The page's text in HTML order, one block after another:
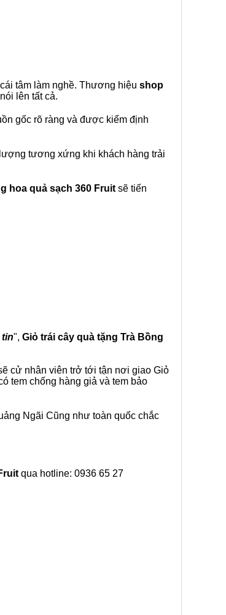
tâm làm nghề. Thương hiệu shop
nói lên tất cả.
gốc rõ ràng và được kiểm định
tương xứng khi khách hàng trải
hoa quả sạch 360 Fruit sẽ tiến
tin", Giỏ trái cây quà tặng Trà Bồng
cử nhân viên trở tới tận nơi giao Giỏ
tem chống hàng giả và tem bảo
Ngãi Cũng như toàn quốc chắc
qua hotline: 0936 65 27